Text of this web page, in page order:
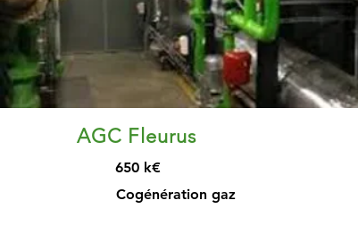
AGC Fleurus
650 k€
Cogénération gaz